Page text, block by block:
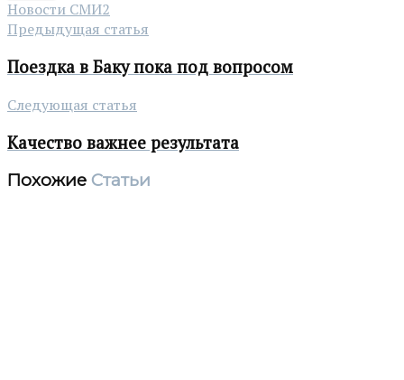
Новости СМИ2
Предыдущая статья
Поездка в Баку пока под вопросом
Следующая статья
Качество важнее результата
Похожие Статьи